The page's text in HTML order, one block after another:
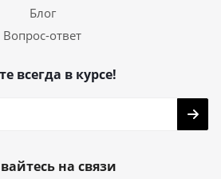
Блог
Вопрос-ответ
всегда в курсе!
на связи